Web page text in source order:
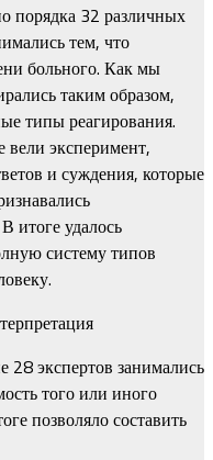
порядка 32 различных
тем, что
больного. Как мы
таким образом,
типы реагирования.
вели эксперимент,
и суждения, которые
итоге удалось
систему типов
28 экспертов занимались
того или иного
позволяло составить